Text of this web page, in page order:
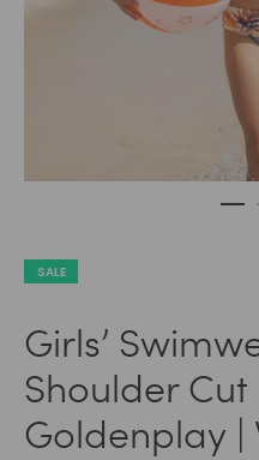
SALE
Girls’
Shoulder
Goldenplay |